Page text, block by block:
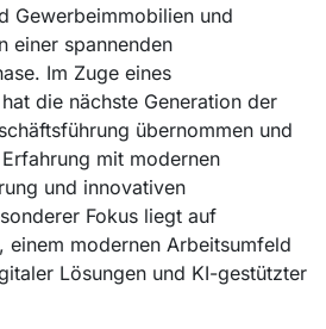
Gewerbeimmobilien und
einer spannenden
Im Zuge eines
die nächste Generation der
übernommen und
mit modernen
und innovativen
Fokus liegt auf
einem modernen Arbeitsumfeld
Lösungen und KI-gestützter